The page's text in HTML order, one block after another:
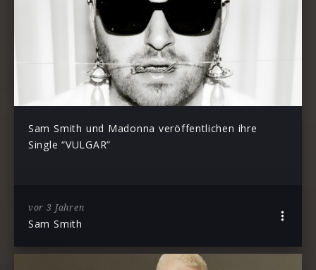
Sam Smith und Madonna veröffentlichen ihre
Single “VULGAR”
vor 3 Jahren
Sam Smith